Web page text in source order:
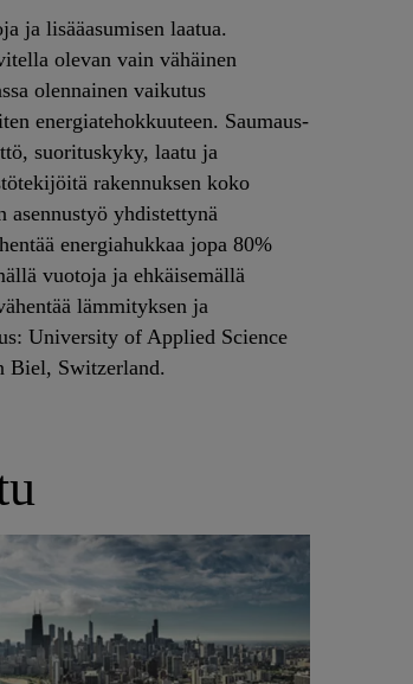
ja lisääasumisen laatua.
olevan vain vähäinen
olennainen vaikutus
energiatehokkuuteen. Saumaus-
suorituskyky, laatu ja
rakennuksen koko
yhdistettynä
energiahukkaa jopa 80%
vuotoja ja ehkäisemällä
lämmityksen ja
University of Applied Science
Biel, Switzerland.